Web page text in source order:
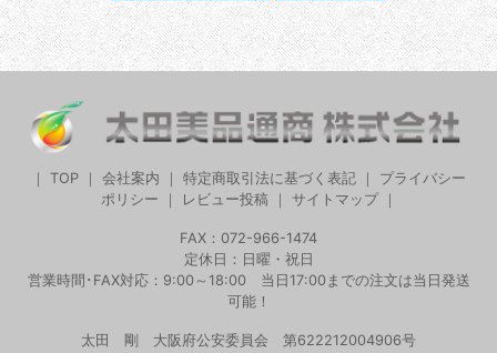
TOP 会社案内 特定商取引法に基づく表記
プライバシー
ポリシー
レビュー投稿｜ サイトマップ｜
FAX：072-966-1474
定休日：日曜・祝日
営業時間･FAX対応：9:00～18:00 当日17:00までの注文は当日発送
可能！
太田 剛 大阪府公安委員会 第622212004906号